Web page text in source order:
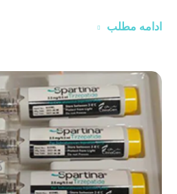
ادامه مطلب